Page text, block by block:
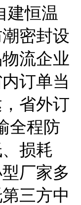
建恒温
密封设
流企业
订单当
省外订
全程防
损耗
厂家多
三方中